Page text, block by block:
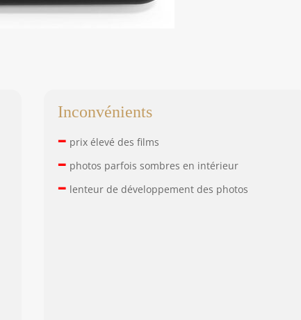
Inconvénients
– prix élevé des films
– photos parfois sombres en intérieur
– lenteur de développement des photos